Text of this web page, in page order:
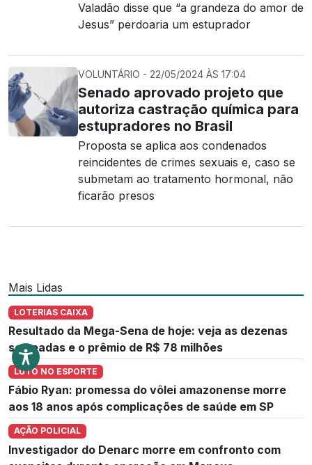
Valadão disse que “a grandeza do amor de
Jesus” perdoaria um estuprador
VOLUNTÁRIO - 22/05/2024 ÀS 17:04
Senado aprovado projeto que
autoriza castração química para
estupradores no Brasil
Proposta se aplica aos condenados
reincidentes de crimes sexuais e, caso se
submetam ao tratamento hormonal, não
ficarão presos
Mais Lidas
LOTERIAS CAIXA
Resultado da Mega-Sena de hoje: veja as dezenas
sorteadas e o prêmio de R$ 78 milhões
LUTO NO ESPORTE
Fábio Ryan: promessa do vôlei amazonense morre
aos 18 anos após complicações de saúde em SP
AÇÃO POLICIAL
Investigador do Denarc morre em confronto com